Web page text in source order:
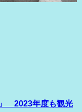
2023年度も観光